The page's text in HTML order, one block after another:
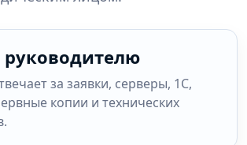
руководителю
за заявки, серверы, 1С,
копии и технических